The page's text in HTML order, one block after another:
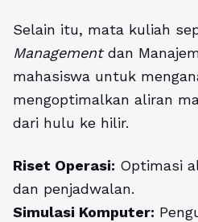
Selain itu, mata kuliah
Managementdan
mahasiswa untuk
mengoptimalkan aliran
dari hulu ke hilir.
Riset Operasi: Optimasi
dan penjadwalan.
Simulasi Komputer: